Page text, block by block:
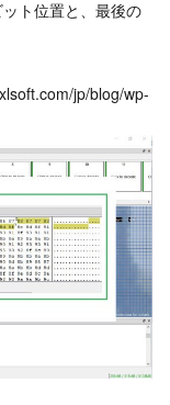
ト位置と、最後の
jp/blog/wp-